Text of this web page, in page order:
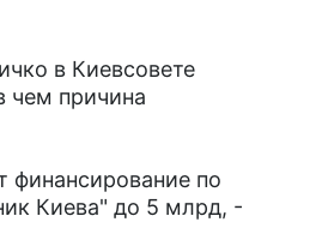
в Киевсовете
чем причина
финансирование по
Киева" до 5 млрд, -